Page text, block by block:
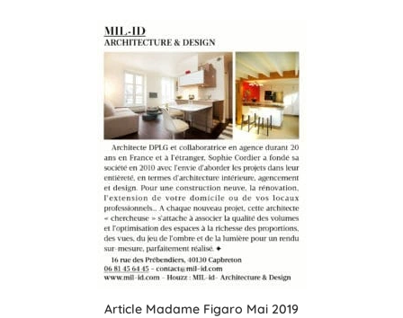
Article Madame Figaro Mai 2019